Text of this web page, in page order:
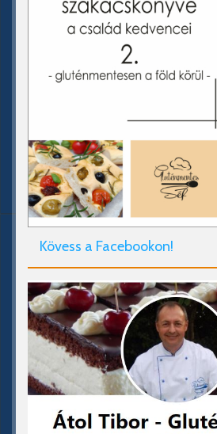
Kövess a Facebookon!